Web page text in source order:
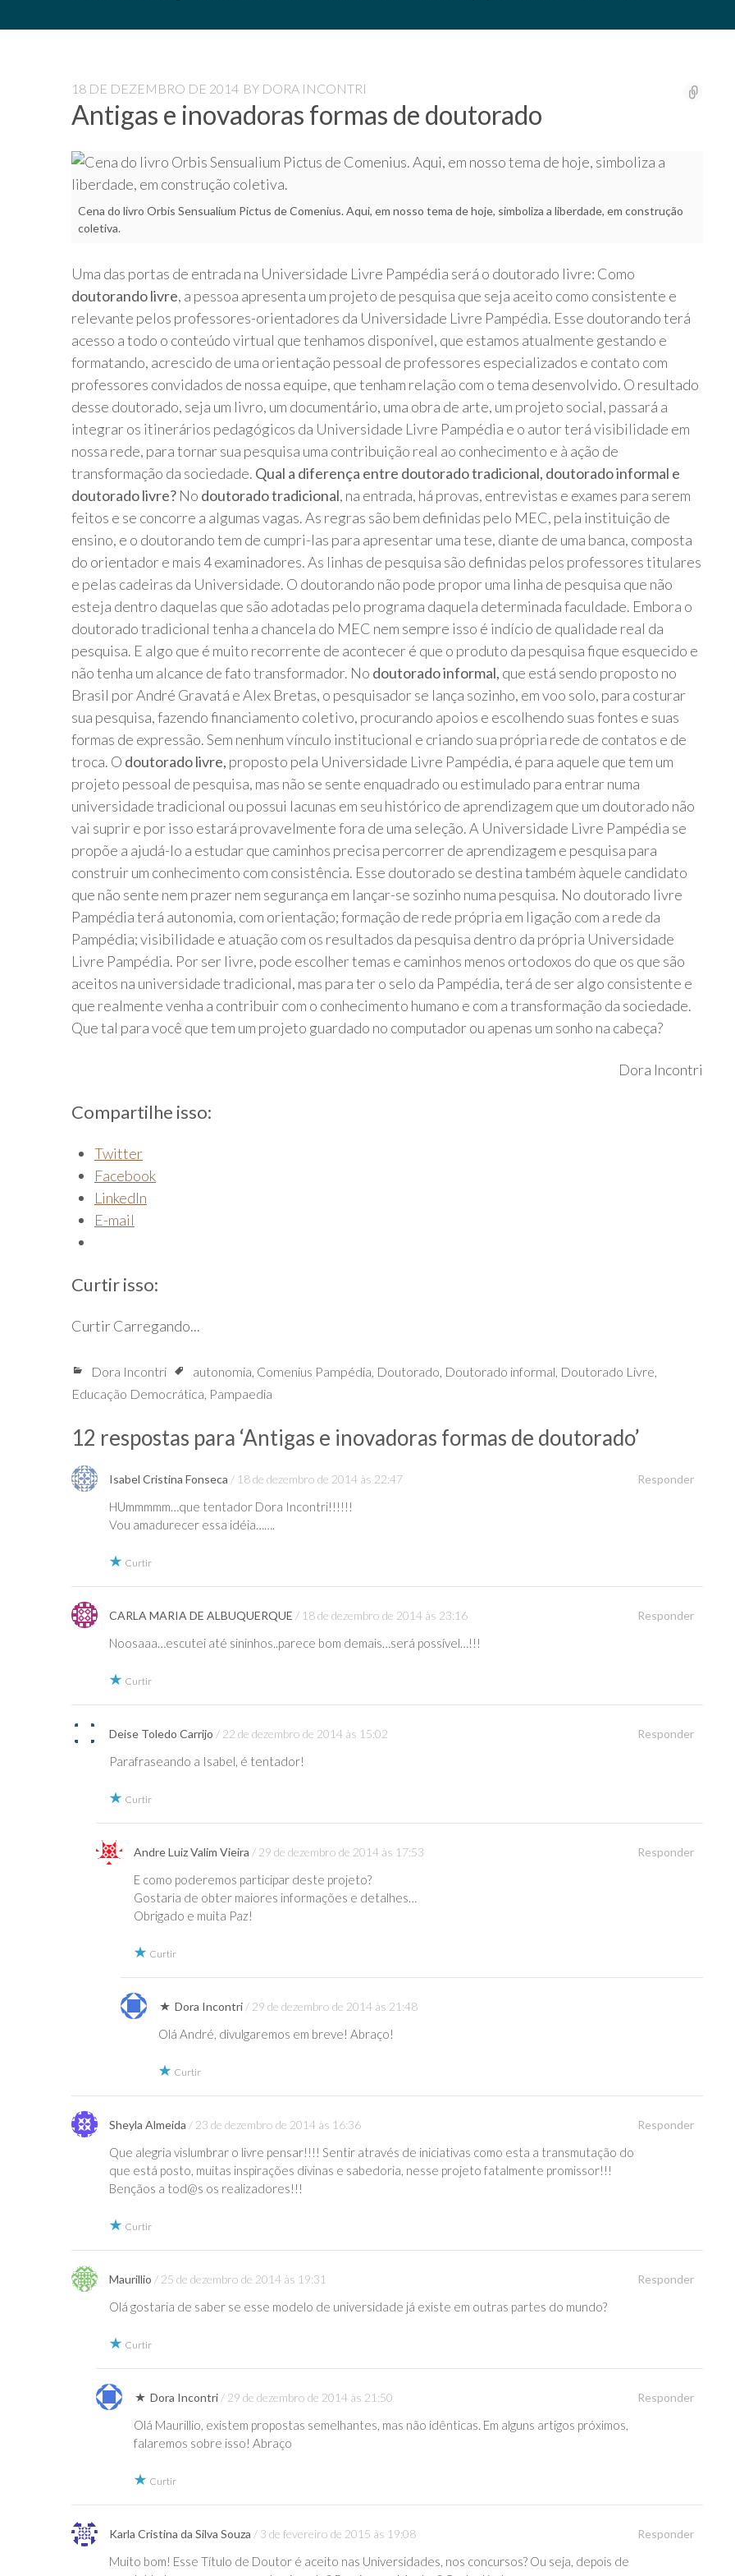
Universidade
Pampédia
18 DE DEZEMBRO DE 2014 BY DORA INCONTRI
Antigas e inovadoras formas de doutorado
Cena do livro Orbis Sensualium Pictus de Comenius. Aqui, em nosso tema de hoje, simboliza a liberdade, em construção
coletiva.
Uma das portas de entrada na Universidade Livre Pampédia será o doutorado livre: Como
doutorando livre, a pessoa apresenta um projeto de pesquisa que seja aceito como consistente e
relevante pelos professores-orientadores da Universidade Livre Pampédia. Esse doutorando terá
acesso a todo o conteúdo virtual que tenhamos disponível, que estamos atualmente gestando e
formatando, acrescido de uma orientação pessoal de professores especializados e contato com
professores convidados de nossa equipe, que tenham relação com o tema desenvolvido. O resultado
desse doutorado, seja um livro, um documentário, uma obra de arte, um projeto social, passará a
integrar os itinerários pedagógicos da Universidade Livre Pampédia e o autor terá visibilidade em
nossa rede, para tornar sua pesquisa uma contribuição real ao conhecimento e à ação de
transformação da sociedade. Qual a diferença entre doutorado tradicional, doutorado informal e
doutorado livre? No doutorado tradicional, na entrada, há provas, entrevistas e exames para serem
feitos e se concorre a algumas vagas. As regras são bem definidas pelo MEC, pela instituição de
ensino, e o doutorando tem de cumpri-las para apresentar uma tese, diante de uma banca, composta
do orientador e mais 4 examinadores. As linhas de pesquisa são definidas pelos professores titulares
e pelas cadeiras da Universidade. O doutorando não pode propor uma linha de pesquisa que não
esteja dentro daquelas que são adotadas pelo programa daquela determinada faculdade. Embora o
doutorado tradicional tenha a chancela do MEC nem sempre isso é indício de qualidade real da
pesquisa. E algo que é muito recorrente de acontecer é que o produto da pesquisa fique esquecido e
não tenha um alcance de fato transformador. No doutorado informal, que está sendo proposto no
Brasil por André Gravatá e Alex Bretas, o pesquisador se lança sozinho, em voo solo, para costurar
sua pesquisa, fazendo financiamento coletivo, procurando apoios e escolhendo suas fontes e suas
formas de expressão. Sem nenhum vínculo institucional e criando sua própria rede de contatos e de
troca. O doutorado livre, proposto pela Universidade Livre Pampédia, é para aquele que tem um
projeto pessoal de pesquisa, mas não se sente enquadrado ou estimulado para entrar numa
universidade tradicional ou possui lacunas em seu histórico de aprendizagem que um doutorado não
vai suprir e por isso estará provavelmente fora de uma seleção. A Universidade Livre Pampédia se
propõe a ajudá-lo a estudar que caminhos precisa percorrer de aprendizagem e pesquisa para
construir um conhecimento com consistência. Esse doutorado se destina também àquele candidato
que não sente nem prazer nem segurança em lançar-se sozinho numa pesquisa. No doutorado livre
Pampédia terá autonomia, com orientação; formação de rede própria em ligação com a rede da
Pampédia; visibilidade e atuação com os resultados da pesquisa dentro da própria Universidade
Livre Pampédia. Por ser livre, pode escolher temas e caminhos menos ortodoxos do que os que são
aceitos na universidade tradicional, mas para ter o selo da Pampédia, terá de ser algo consistente e
que realmente venha a contribuir com o conhecimento humano e com a transformação da sociedade.
Que tal para você que tem um projeto guardado no computador ou apenas um sonho na cabeça?
Dora Incontri
Compartilhe isso:
Twitter
Facebook
LinkedIn
E-mail
Curtir isso:
CurtirCarregando...
Dora Incontri autonomia Comenius Pampédia Doutorado Doutorado informal Doutorado Livre
Educação Democrática Pampaedia
12 respostas para ‘Antigas e inovadoras formas de doutorado’
Isabel Cristina Fonseca 18 de dezembro de 2014 às 22:47
HUmmmmm…que tentador Dora Incontri!!!!!!
Vou amadurecer essa idéia…….
Curtir
Responder
CARLA MARIA DE ALBUQUERQUE 18 de dezembro de 2014 às 23:16
Noosaaa…escutei até sininhos..parece bom demais…será possível…!!!
Curtir
Responder
Deise Toledo Carrijo 22 de dezembro de 2014 às 15:02
Parafraseando a Isabel, é tentador!
Curtir
Responder
Andre Luiz Valim Vieira 29 de dezembro de 2014 às 17:53
E como poderemos participar deste projeto?
Gostaria de obter maiores informações e detalhes…
Obrigado e muita Paz!
Curtir
Responder
Dora Incontri 29 de dezembro de 2014 às 21:48
Olá André, divulgaremos em breve! Abraço!
Curtir
Sheyla Almeida 23 de dezembro de 2014 às 16:36
Que alegria vislumbrar o livre pensar!!!! Sentir através de iniciativas como esta a transmutação do
que está posto, muitas inspirações divinas e sabedoria, nesse projeto fatalmente promissor!!!
Bençãos a tod@s os realizadores!!!
Curtir
Responder
Maurillio 25 de dezembro de 2014 às 19:31
Olá gostaria de saber se esse modelo de universidade já existe em outras partes do mundo?
Curtir
Responder
Dora Incontri 29 de dezembro de 2014 às 21:50
Olá Maurillio, existem propostas semelhantes, mas não idênticas. Em alguns artigos próximos,
falaremos sobre isso! Abraço
Curtir
Responder
Karla Cristina da Silva Souza 3 de fevereiro de 2015 às 19:08
Muito bom! Esse Título de Doutor é aceito nas Universidades, nos concursos? Ou seja, depois de
Responder